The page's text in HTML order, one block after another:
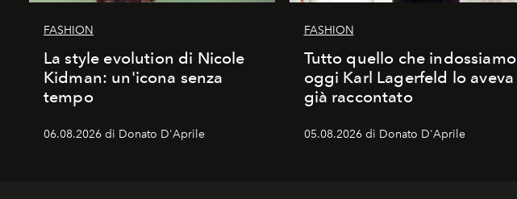
FASHION
La style evolution di Nicole
Kidman: un'icona senza
tempo
06.08.2026 di Donato D'Aprile
FASHION
Tutto quello che indossiamo
oggi Karl Lagerfeld lo aveva
già raccontato
05.08.2026 di Donato D'Aprile